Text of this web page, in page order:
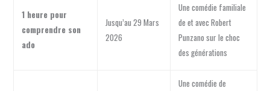
1 heure pour
comprendre son
ado
Jusqu’au 29 Mars
2026
Une comédie familiale
de et avec Robert
Punzano sur le choc
des générations
Une comédie de